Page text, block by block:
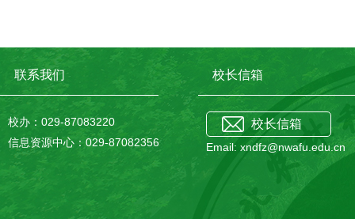
联系我们
校办：029-87083220
信息资源中心：029-87082356
校长信箱
校长信箱
Email: xndfz@nwafu.edu.cn